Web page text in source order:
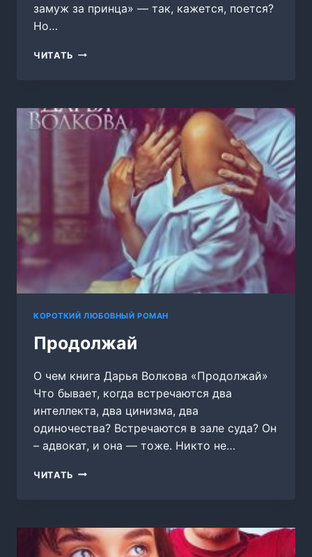
замуж за принца» — так, кажется, поется?
Но…
ЧИТАТЬ КАК
С
ЧУЖОЙ
СВАДЬБЫ
КОРОТКИЙ ЛЮБОВНЫЙ РОМАН
Продолжай
О чем книга Дарья Волкова «Продолжай»
Что бывает, когда встречаются два
интеллекта, два цинизма, два
одиночества? Встречаются в зале суда? Он
– адвокат, и она — тоже. Никто не…
ЧИТАТЬ ПРОДОЛЖАЙ